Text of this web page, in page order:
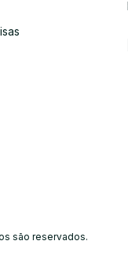
são reservados.